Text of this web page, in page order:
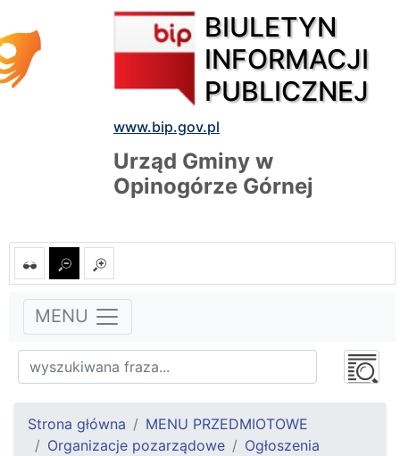
BIULETYN
INFORMACJI
PUBLICZNEJ
www.bip.gov.pl
Urząd Gminy w
Opinogórze Górnej
MENU
Strona główna
MENU PRZEDMIOTOWE
Organizacje pozarządowe
Ogłoszenia